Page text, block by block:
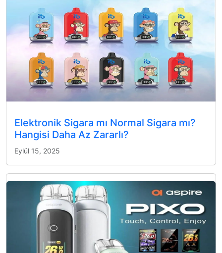
Elektronik Sigara mı Normal Sigara mı?
Hangisi Daha Az Zararlı?
Eylül 15, 2025